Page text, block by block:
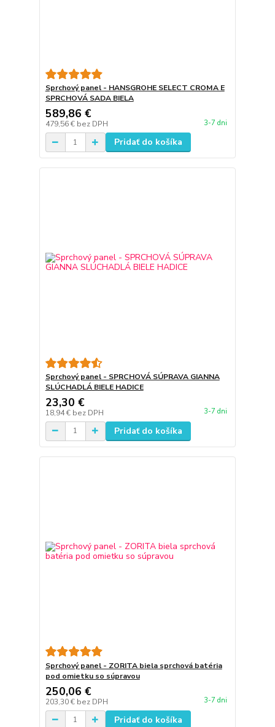
Sprchový panel - HANSGROHE SELECT CROMA E
SPRCHOVÁ SADA BIELA
589,86 €
479,56 € bez DPH 3-7 dni
Pridať do košíka
Sprchový panel - SPRCHOVÁ SÚPRAVA GIANNA
SLÚCHADLÁ BIELE HADICE
23,30 €
18,94 € bez DPH 3-7 dni
Pridať do košíka
Sprchový panel - ZORITA biela sprchová batéria
pod omietku so súpravou
250,06 €
203,30 € bez DPH 3-7 dni
Pridať do košíka